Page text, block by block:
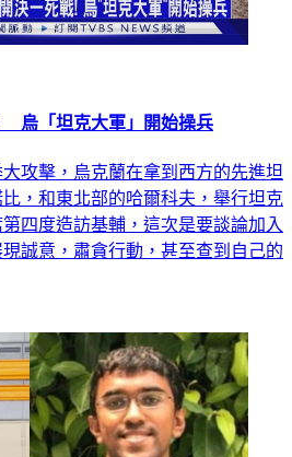
烏「坦克大軍」開始操兵
攻擊，烏克蘭在拿到西方的先進坦
，和東北部的哈爾科夫，舉行坦克
四度造訪基輔，這次是要談論加入
誠意，肅貪行動，甚至查到自己的